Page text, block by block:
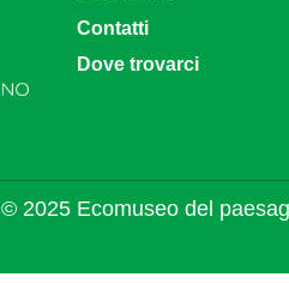
Contatti
Dove trovarci
© 2025 Ecomuseo del